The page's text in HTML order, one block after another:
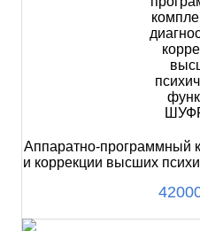
Аппаратно-программный
и коррекции высших